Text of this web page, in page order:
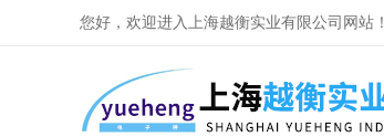
您好，欢迎进入上海越衡实业有限公司网站！